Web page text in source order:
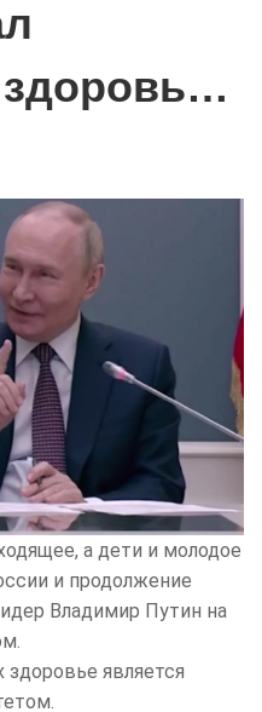
а дети и молодое
и продолжение
Владимир Путин на
здоровье является